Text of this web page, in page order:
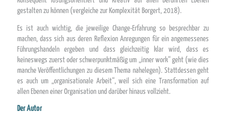
gestalten zu können (vergleiche zur Komplexität Borgert, 2018).
Es ist auch wichtig, die jeweilige Change-Erfahrung so besprechbar zu
machen, dass sich aus deren Reflexion Anregungen für ein angemessenes
Führungshandeln ergeben und dass gleichzeitig klar wird, dass es
keineswegs zuerst oder schwerpunktmäßig um „inner work“ geht (wie dies
manche Veröffentlichungen zu diesem Thema nahelegen). Stattdessen geht
es auch um „organisationale Arbeit“, weil sich eine Transformation auf
allen Ebenen einer Organisation und darüber hinaus vollzieht.
Der Autor